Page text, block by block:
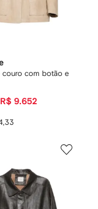
couro com botão e
R$ 9.652